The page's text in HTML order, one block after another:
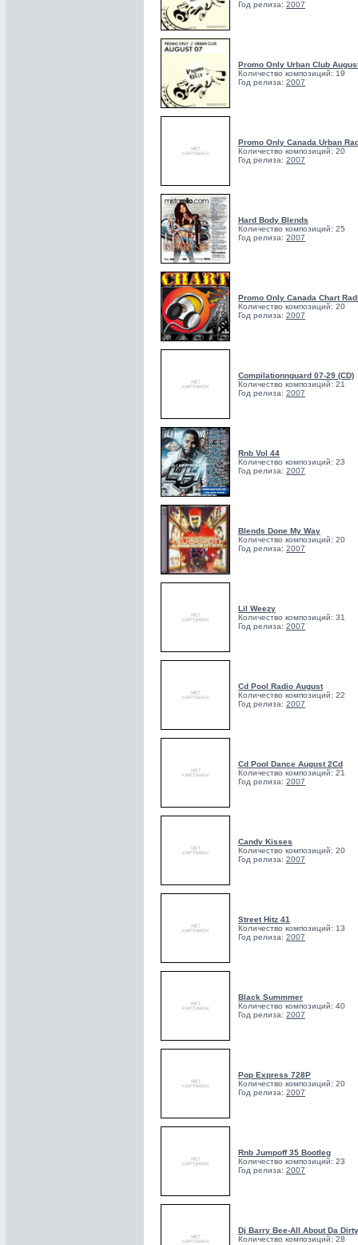
Год релиза: 2007
Promo Only Urban Club
Количество композиций: 19
Год релиза: 2007
Promo Only Canada Urban
Количество композиций: 20
Год релиза: 2007
Hard Body Blends
Количество композиций: 25
Год релиза: 2007
Promo Only Canada Chart
Количество композиций: 20
Год релиза: 2007
Compilationnguard 07-29 (CD)
Количество композиций: 21
Год релиза: 2007
Rnb Vol 44
Количество композиций: 23
Год релиза: 2007
Blends Done My Way
Количество композиций: 20
Год релиза: 2007
Lil Weezy
Количество композиций: 31
Год релиза: 2007
Cd Pool Radio August
Количество композиций: 22
Год релиза: 2007
Cd Pool Dance August 2Cd
Количество композиций: 21
Год релиза: 2007
Candy Kisses
Количество композиций: 20
Год релиза: 2007
Street Hitz 41
Количество композиций: 13
Год релиза: 2007
Black Summmer
Количество композиций: 40
Год релиза: 2007
Pop Express 728P
Количество композиций: 20
Год релиза: 2007
Rnb Jumpoff 35 Bootleg
Количество композиций: 23
Год релиза: 2007
Dj Barry Bee-All About Da
Количество композиций: 28